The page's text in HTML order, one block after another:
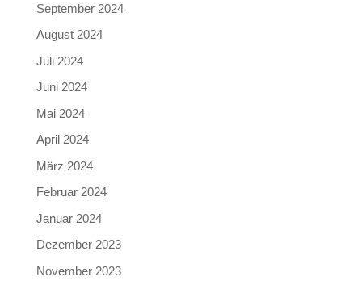
September 2024
August 2024
Juli 2024
Juni 2024
Mai 2024
April 2024
März 2024
Februar 2024
Januar 2024
Dezember 2023
November 2023